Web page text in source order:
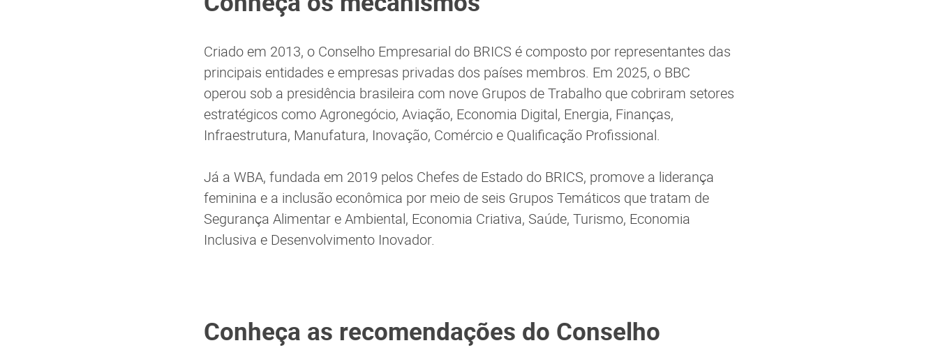
Criado em 2013, o Conselho Empresarial do BRICS é composto por representantes das
principais entidades e empresas privadas dos países membros. Em 2025, o BBC
operou sob a presidência brasileira com nove Grupos de Trabalho que cobriram setores
estratégicos como Agronegócio, Aviação, Economia Digital, Energia, Finanças,
Infraestrutura, Manufatura, Inovação, Comércio e Qualificação Profissional.
Já a WBA, fundada em 2019 pelos Chefes de Estado do BRICS, promove a liderança
feminina e a inclusão econômica por meio de seis Grupos Temáticos que tratam de
Segurança Alimentar e Ambiental, Economia Criativa, Saúde, Turismo, Economia
Inclusiva e Desenvolvimento Inovador.
Conheça as recomendações do Conselho